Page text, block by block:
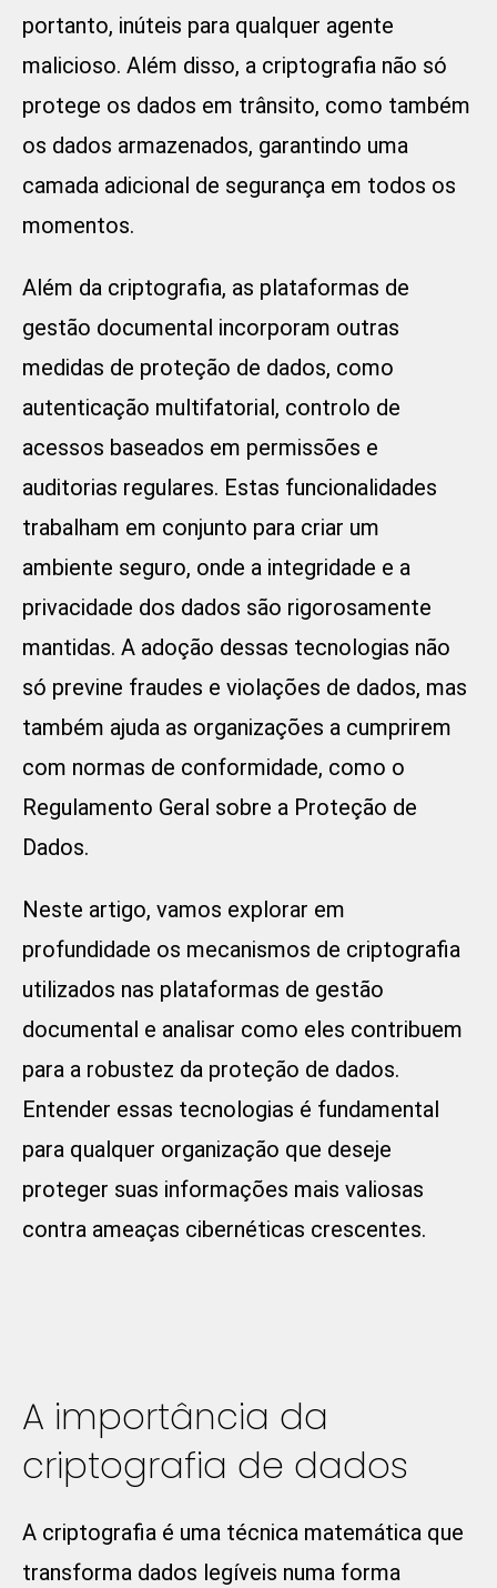
portanto, inúteis para qualquer agente
malicioso. Além disso, a criptografia não só
protege os dados em trânsito, como também
os dados armazenados, garantindo uma
camada adicional de segurança em todos os
momentos.
Além da criptografia, as plataformas de
gestão documental incorporam outras
medidas de proteção de dados, como
autenticação multifatorial, controlo de
acessos baseados em permissões e
auditorias regulares. Estas funcionalidades
trabalham em conjunto para criar um
ambiente seguro, onde a integridade e a
privacidade dos dados são rigorosamente
mantidas. A adoção dessas tecnologias não
só previne fraudes e violações de dados, mas
também ajuda as organizações a cumprirem
com normas de conformidade, como o
Regulamento Geral sobre a Proteção de
Dados.
Neste artigo, vamos explorar em
profundidade os mecanismos de criptografia
utilizados nas plataformas de gestão
documental e analisar como eles contribuem
para a robustez da proteção de dados.
Entender essas tecnologias é fundamental
para qualquer organização que deseje
proteger suas informações mais valiosas
contra ameaças cibernéticas crescentes.
A importância da
criptografia de dados
A criptografia é uma técnica matemática que
transforma dados legíveis numa forma